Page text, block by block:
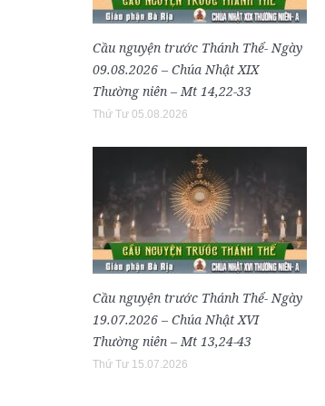
Cầu nguyện trước Thánh Thể- Ngày
09.08.2026 – Chúa Nhật XIX
Thường niên – Mt 14,22-33
Thứ Tư 05.08.2026
Cầu nguyện trước Thánh Thể- Ngày
19.07.2026 – Chúa Nhật XVI
Thường niên – Mt 13,24-43
Thứ Tư 15.07.2026